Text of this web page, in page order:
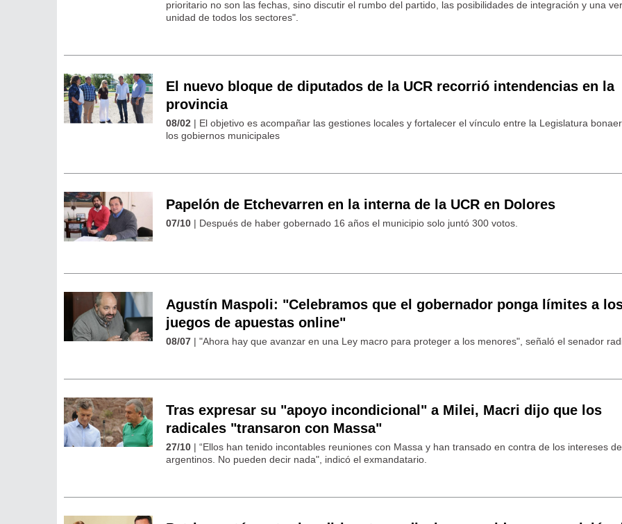
prioritario no son las fechas, sino discutir el rumbo del partido, las posibilidades de integración y una
unidad de todos los sectores".
El nuevo bloque de diputados de la UCR recorrió intendencias en la
provincia
08/02 | El objetivo es acompañar las gestiones locales y fortalecer el vínculo entre la Legislatura
los gobiernos municipales
Papelón de Etchevarren en la interna de la UCR en Dolores
07/10 | Después de haber gobernado 16 años el municipio solo juntó 300 votos.
Agustín Maspoli: "Celebramos que el gobernador ponga límites a
juegos de apuestas online"
08/07 | "Ahora hay que avanzar en una Ley macro para proteger a los menores", señaló el senador
Tras expresar su "apoyo incondicional" a Milei, Macri dijo que los
radicales "transaron con Massa"
27/10 | “Ellos han tenido incontables reuniones con Massa y han transado en contra de los intereses
argentinos. No pueden decir nada", indicó el exmandatario.